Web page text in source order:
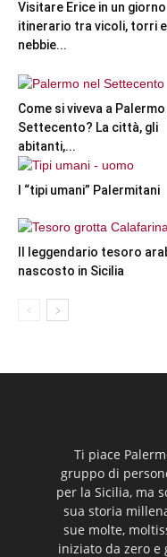
Visitare Erice in un
itinerario tra vicoli, torri e
nebbie...
Come si viveva a Palermo
Settecento? La città, gli
abitanti,...
I “tipi umani” Palermitani
Il leggendario tesoro
nascosto in Sicilia
Ti piace
gruppo di
per la Sicilia, ma
sua storia
sue molte,
iniziato da zero e